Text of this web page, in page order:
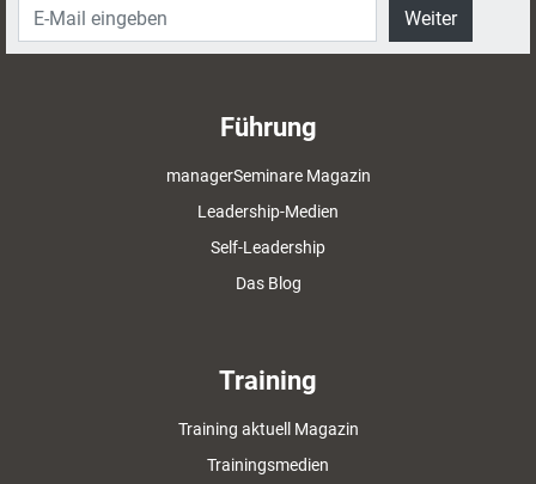
Weiter
Führung
managerSeminare Magazin
Leadership-Medien
Self-Leadership
Das Blog
Training
Training aktuell Magazin
Trainingsmedien